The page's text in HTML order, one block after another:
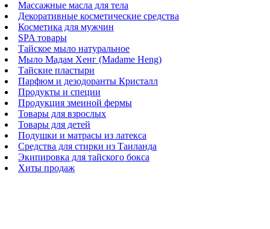
Массажные масла для тела
Декоративные косметические средства
Косметика для мужчин
SPA товары
Тайское мыло натуральное
Мыло Мадам Хенг (Madame Heng)
Тайские пластыри
Парфюм и дезодоранты Кристалл
Продукты и специи
Продукция змеиной фермы
Товары для взрослых
Товары для детей
Подушки и матрасы из латекса
Средства для стирки из Таиланда
Экипировка для тайского бокса
Хиты продаж